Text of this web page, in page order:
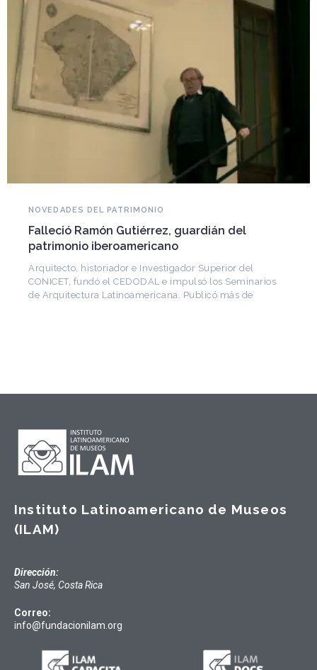
NOVEDADES DEL PATRIMONIO
Falleció Ramón Gutiérrez, guardián del
patrimonio iberoamericano
Arquitecto, historiador e Investigador Superior del
CONICET, fundó el CEDODAL e impulsó los Seminarios
de Arquitectura Latinoamericana. Publicó más de
Instituto Latinoamericano de Museos
(ILAM)
Dirección:
San José, Costa Rica
Correo:
info@fundacionilam.org